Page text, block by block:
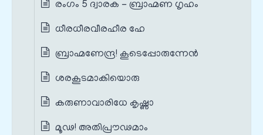
രംഗം 5 ദ്വാരക - ബ്രാഹ്മണ ഗൃഹം
ധീരധീരവീരഹീര ഹേ
ബ്രാഹ്മണേന്ദ്ര! കൂടെപ്പോരുന്നേൻ
ശരകൂടമാകിയൊരു
കരുണാവാരിധേ കൃഷ്ണാ
മൂഢ! അതിപ്രൗഢമാം